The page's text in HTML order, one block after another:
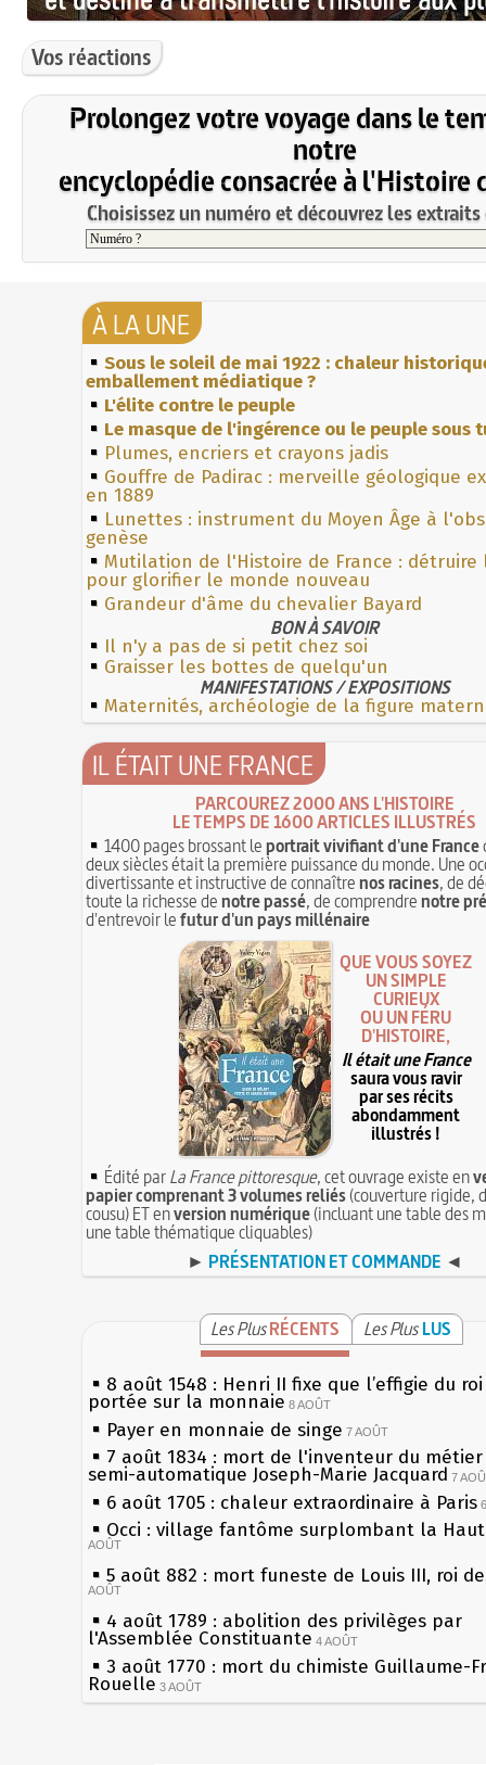
Vos réactions
Prolongez votre voyage dans le
notre
encyclopédie consacrée à l'Histoire
Choisissez un numéro et découvrez les
À LA UNE
Sous le soleil de mai 1922 : chaleur
emballement médiatique ?
L'élite contre le peuple
Le masque de l'ingérence ou le peuple sous
Plumes, encriers et crayons jadis
Gouffre de Padirac : merveille géologique
en 1889
Lunettes : instrument du Moyen Âge à
genèse
Mutilation de l'Histoire de France : détruire
pour glorifier le monde nouveau
Grandeur d'âme du chevalier Bayard
BON À SAVOIR
Il n'y a pas de si petit chez soi
Graisser les bottes de quelqu'un
MANIFESTATIONS / EXPOSITIONS
Maternités, archéologie de la figure
IL ÉTAIT UNE FRANCE
PARCOUREZ 2000 ANS L'HISTOIRE
LE TEMPS DE 1600 ARTICLES ILLUSTRÉS
1400 pages brossant leportrait vivifiant d'une France
deux siècles était la première puissance du monde. Une
divertissante et instructive de connaîtrenos racines, de
toute la richesse denotre passé, de comprendrenotre
d'entrevoir lefutur d'un pays millénaire
QUE VOUS SOYEZ
UN SIMPLE
CURIEUX
OU UN FÉRU
D'HISTOIRE,
Il était une France
saura vous ravir
par ses récits
abondamment
illustrés !
Édité parLa France pittoresque, cet ouvrage existe en
papier comprenant 3 volumes reliés(couverture rigide,
cousu) ET enversion numérique(incluant une table des
une table thématique cliquables)
► PRÉSENTATION ET COMMANDE ◄
Les PlusRÉCENTS Les Plus LUS
8 août 1548 : Henri II fixe que l’effigie du
portée sur la monnaie 8 AOÛT
Payer en monnaie de singe 7 AOÛT
7 août 1834 : mort de l'inventeur du
semi-automatique Joseph-Marie Jacquard 7
6 août 1705 : chaleur extraordinaire à Paris
Occi : village fantôme surplombant la
AOÛT
5 août 882 : mort funeste de Louis III, roi
AOÛT
4 août 1789 : abolition des privilèges par
l'Assemblée Constituante 4 AOÛT
3 août 1770 : mort du chimiste Guillaume-
Rouelle 3 AOÛT
Musée Jean de La Fontaine : réouverture